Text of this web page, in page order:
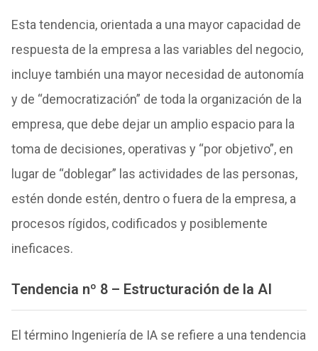
Esta tendencia, orientada a una mayor capacidad de
respuesta de la empresa a las variables del negocio,
incluye también una mayor necesidad de autonomía
y de “democratización” de toda la organización de la
empresa, que debe dejar un amplio espacio para la
toma de decisiones, operativas y “por objetivo”, en
lugar de “doblegar” las actividades de las personas,
estén donde estén, dentro o fuera de la empresa, a
procesos rígidos, codificados y posiblemente
ineficaces.
Tendencia nº 8 – Estructuración de la AI
El término Ingeniería de IA se refiere a una tendencia